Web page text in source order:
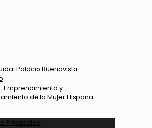
Palacio Buenavista.
Emprendimiento y
de la Mujer Hispana.
Privacidad